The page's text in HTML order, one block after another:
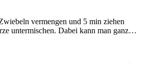
vermengen und 5 min ziehen
untermischen. Dabei kann man ganz…